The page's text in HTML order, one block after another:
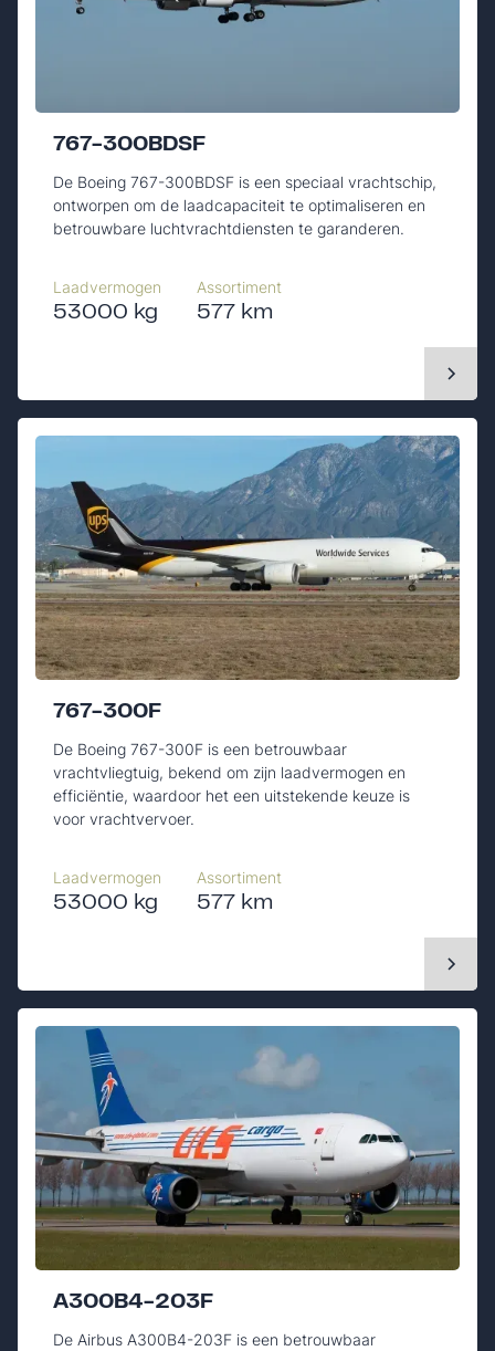
767-300BDSF
De Boeing 767-300BDSF is een speciaal vrachtschip,
ontworpen om de laadcapaciteit te optimaliseren en
betrouwbare luchtvrachtdiensten te garanderen.
Laadvermogen
53000 kg
Assortiment
577 km
767-300F
De Boeing 767-300F is een betrouwbaar
vrachtvliegtuig, bekend om zijn laadvermogen en
efficiëntie, waardoor het een uitstekende keuze is
voor vrachtvervoer.
Laadvermogen
53000 kg
Assortiment
577 km
A300B4-203F
De Airbus A300B4-203F is een betrouwbaar